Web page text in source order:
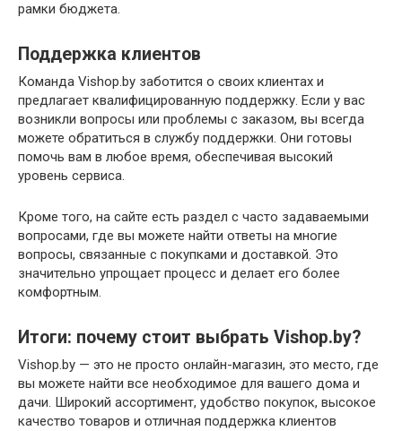
рамки бюджета.
Поддержка клиентов
Команда Vishop.by заботится о своих клиентах и
предлагает квалифицированную поддержку. Если у вас
возникли вопросы или проблемы с заказом, вы всегда
можете обратиться в службу поддержки. Они готовы
помочь вам в любое время, обеспечивая высокий
уровень сервиса.
Кроме того, на сайте есть раздел с часто задаваемыми
вопросами, где вы можете найти ответы на многие
вопросы, связанные с покупками и доставкой. Это
значительно упрощает процесс и делает его более
комфортным.
Итоги: почему стоит выбрать Vishop.by?
Vishop.by — это не просто онлайн-магазин, это место, где
вы можете найти все необходимое для вашего дома и
дачи. Широкий ассортимент, удобство покупок, высокое
качество товаров и отличная поддержка клиентов